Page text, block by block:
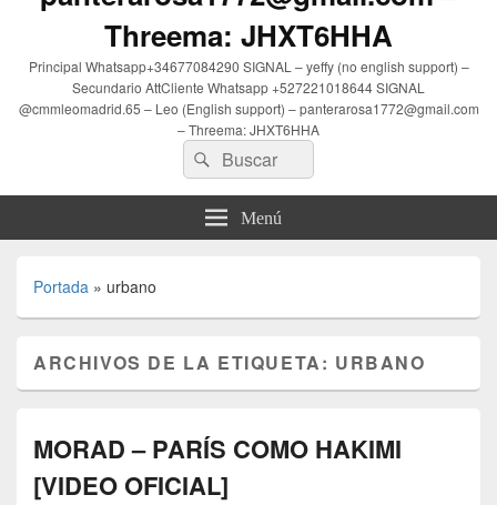
Threema: JHXT6HHA
Principal Whatsapp+34677084290 SIGNAL – yeffy (no english support) –
Secundario AttCliente Whatsapp +527221018644 SIGNAL
@cmmleomadrid.65 – Leo (English support) – panterarosa1772@gmail.com
– Threema: JHXT6HHA
Buscar
por:
Buscar
Menú
Portada » urbano
ARCHIVOS DE LA ETIQUETA: URBANO
MORAD – PARÍS COMO HAKIMI
[VIDEO OFICIAL]